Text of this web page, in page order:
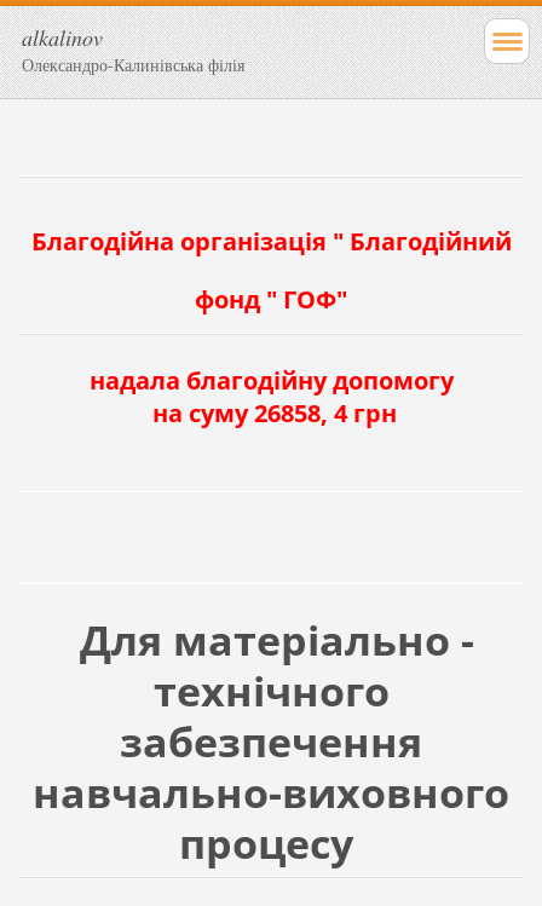
alkalinov
Олександро-Калинівська філія
Благодійна організація " Благодійний
фонд " ГОФ"
надала благодійну допомогу
на суму 26858, 4 грн
Для матеріально -
технічного
забезпечення
навчально-виховного
процесу